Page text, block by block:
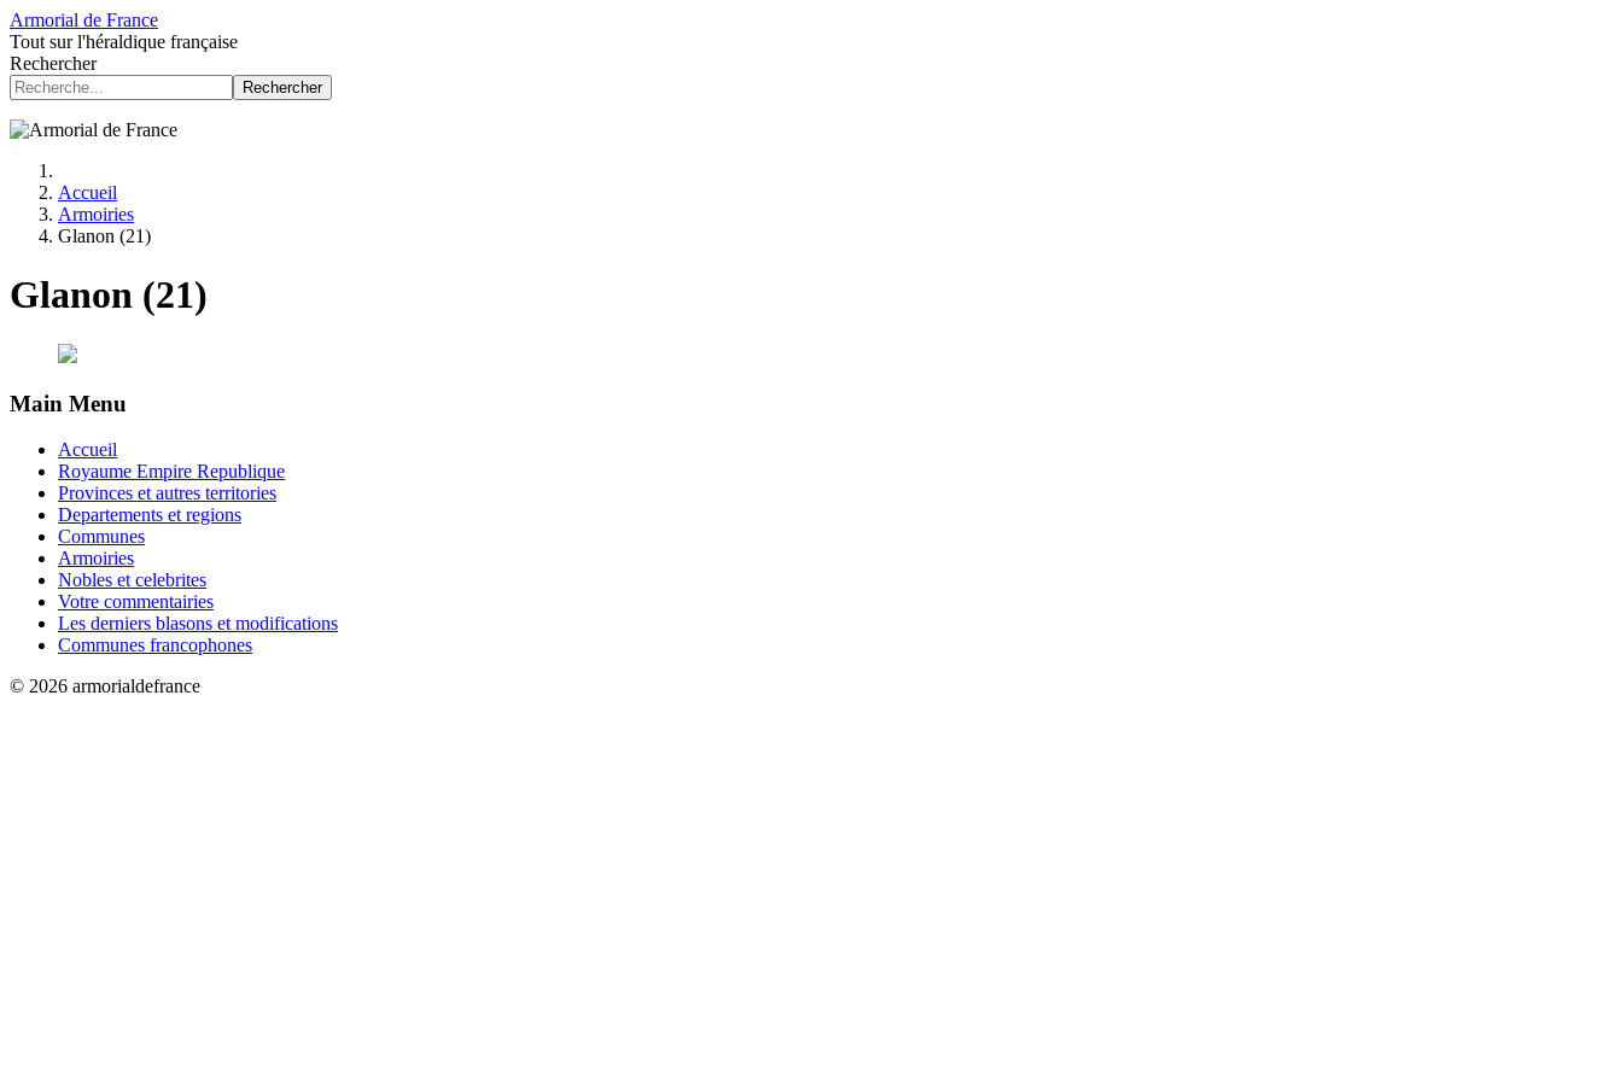
Armorial de France
Tout sur l'héraldique française
Rechercher
Rechercher
Accueil
Armoiries
Glanon (21)
Glanon (21)
Main Menu
Accueil
Royaume Empire Republique
Provinces et autres territories
Departements et regions
Communes
Armoiries
Nobles et celebrites
Votre commentairies
Les derniers blasons et modifications
Communes francophones
© 2026 armorialdefrance